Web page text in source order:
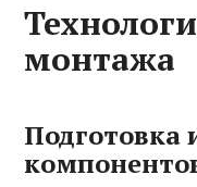
монтажа
Подготовка